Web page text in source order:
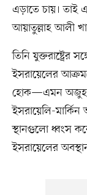
এড়াতে চায়। তাই এ
আয়াতুল্লাহ আলী
তিনি যুক্তরাষ্ট্রের
ইসরায়েলের
হোক—এমন
ইসরায়েলি-
স্থানগুলো ধ্বংস
ইসরায়েলের